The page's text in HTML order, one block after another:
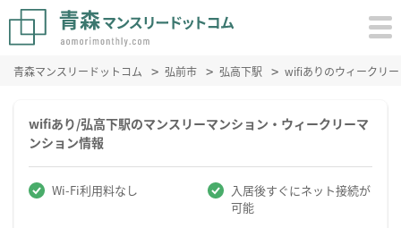
青森マンスリードットコム 弘前市 弘高下駅 wifiありのウィークリ
wifiあり/弘高下駅のマンスリーマンション・ウィークリーマ
ンション情報
Wi-Fi利用料なし
入居後すぐにネット接続が
可能